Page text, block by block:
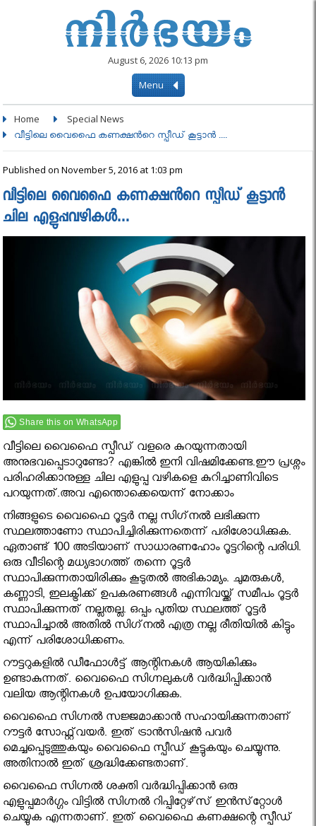
August 6, 2026 10:13 pm
Menu
Home Special News
വീട്ടിലെ വൈഫൈ കണക്ഷൻറെ സ്പീഡ് കൂട്ടാന്‍ ....
Published on November 5, 2016 at 1:03 pm
വീട്ടിലെ വൈഫൈ കണക്ഷൻറെ സ്പീഡ് കൂട്ടാന്‍
ചില എളുപ്പവഴികൾ…
Share this on WhatsApp
വീട്ടിലെ വൈഫൈ സ്പീഡ് വളരെ കുറയുന്നതായി
അനുഭവപ്പെടാറുണ്ടോ? എങ്കിൽ ഇനി വിഷമിക്കേണ്ട.ഈ പ്രശ്നം
പരിഹരിക്കാനുള്ള ചില എളുപ്പ വഴികളെ കുറിച്ചാണിവിടെ
പറയുന്നത്.അവ എന്തൊക്കെയെന്ന് നോക്കാം
നിങ്ങളുടെ വൈഫൈ റൂട്ടർ നല്ല സിഗ്‌നൽ ലഭിക്കുന്ന
സ്ഥലത്താണോ സ്ഥാപിച്ചിരിക്കുന്നതെന്ന് പരിശോധിക്കുക.
ഏതാണ്ട് 100 അടിയാണ് സാധാരണഹോം റൂട്ടറിന്റെ പരിധി.
ഒരു വീടിന്റെ മധ്യഭാഗത്ത് തന്നെ റൂട്ടർ
സ്ഥാപിക്കുന്നതായിരിക്കും കൂടുതൽ അഭികാമ്യം. ചുമരുകൾ,
കണ്ണാടി, ഇലക്ട്രിക്ക് ഉപകരണങ്ങൾ എന്നിവയ്ക്ക് സമീപം റൂട്ടർ
സ്ഥാപിക്കുന്നത് നല്ലതല്ല. ഒപ്പം പുതിയ സ്ഥലത്ത് റൂട്ടർ
സ്ഥാപിച്ചാൽ അതിൽ സിഗ്‌നൽ എത്ര നല്ല രീതിയിൽ കിട്ടും
എന്ന് പരിശോധിക്കണം.
റൗട്ടറുകളില്‍ ഡീഫോള്‍ട്ട് ആന്റിനകള്‍ ആയികിക്കും
ഉണ്ടാകുന്നത്. വൈഫൈ സിഗ്നലുകള്‍ വര്‍ദ്ധിപ്പിക്കാന്‍
വലിയ ആന്റിനകള്‍ ഉപയോഗിക്കുക.
വൈഫൈ സിഗ്നല്‍ സജ്ജമാക്കാന്‍ സഹായിക്കുന്നതാണ്
റൗട്ടര്‍ സോഫ്റ്റ്‌വയര്‍. ഇത് ട്രാന്‍സിഷന്‍ പവര്‍
മെച്ചപ്പെടുത്തുകയും വൈഫൈ സ്പീഡ് കൂട്ടുകയും ചെയ്യുന്നു.
അതിനാല്‍ ഇത് ശ്രദ്ധിക്കേണ്ടതാണ്.
വൈഫൈ സിഗ്നല്‍ ശക്തി വര്‍ദ്ധിപ്പിക്കാന്‍ ഒരു
എളുപ്പമാര്‍ഗ്ഗം വിട്ടില്‍ സിഗ്നല്‍ റിപ്പിറ്റേഴ്‌സ് ഇന്‍സ്‌റ്റോള്‍
ചെയ്യുക എന്നതാണ്. ഇത് വൈഫൈ കണക്ഷന്റെ സ്പീഡ്